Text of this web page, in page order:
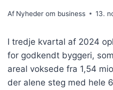
Af Nyheder om business 13.
I tredje kvartal af 2024
for godkendt byggeri,
areal voksede fra 1,54
der alene steg med hele